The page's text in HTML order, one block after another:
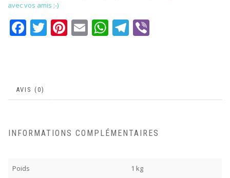
avec vos amis ;-)
Facebook
Twitter
Pinterest
EmailWhatsApp
Telegram
AVIS (0)
INFORMATIONS COMPLÉMENTAIRES
Poids 1 kg